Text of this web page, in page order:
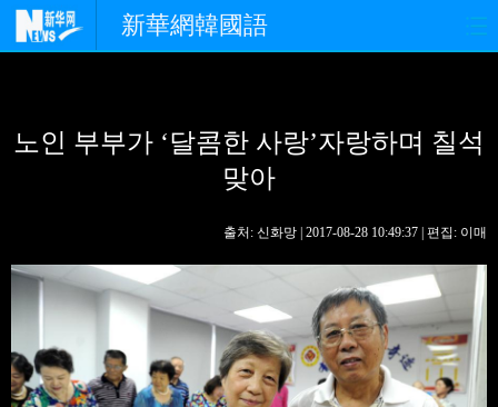
新華網韓國語
경제 사회 포토
핫 TV
생생 중국어
노인 부부가 ‘달콤한 사랑’자랑하며 칠석
맞아
출처: 신화망 | 2017-08-28 10:49:37 | 편집: 이매